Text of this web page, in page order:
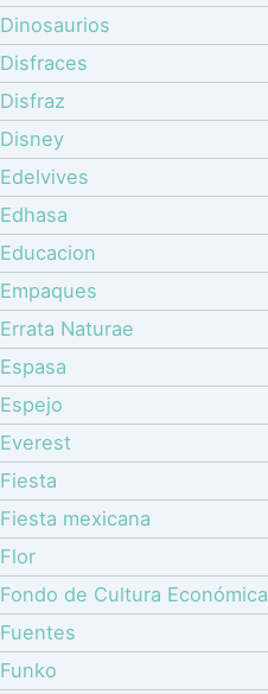
Dinosaurios
Disfraces
Disfraz
Disney
Edelvives
Edhasa
Educacion
Empaques
Errata Naturae
Espasa
Espejo
Everest
Fiesta
Fiesta mexicana
Flor
Fondo de Cultura Económica
Fuentes
Funko